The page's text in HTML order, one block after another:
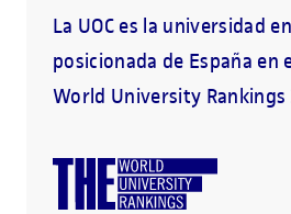
La UOC es la universidad
posicionada de España en
World University Rankings